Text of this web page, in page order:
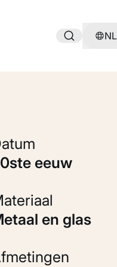
NL
Datum
20ste eeuw
Materiaal
Metaal en glas
Afmetingen